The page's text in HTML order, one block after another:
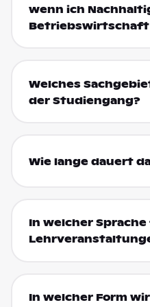
wenn ich
Welches
der Studiengang?
Wie lange dauert
In welcher
In welcher Form